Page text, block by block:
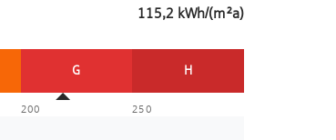
115,2 kWh/(m²a)
G H
200 250